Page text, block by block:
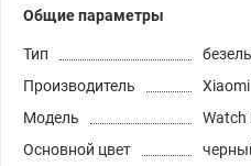
Общие параметры
Тип
безель
Производитель
Xiaomi
Модель
Watch
Основной цвет